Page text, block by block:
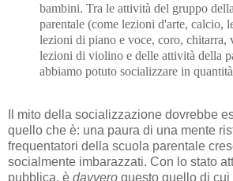
bambini. Tra le attività del gruppo
parentale (come lezioni d'arte, calcio,
lezioni di piano e voce, coro, chitarra,
lezioni di violino e delle attività della
abbiamo potuto socializzare in
Il mito della socializzazione dovrebbe
quello che è: una paura di una mente
frequentatori della scuola parentale
socialmente imbarazzati. Con lo stato
pubblica, è davvero questo quello di